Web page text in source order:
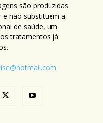
são produzidas
não substituem a
de saúde, um
tratamentos já